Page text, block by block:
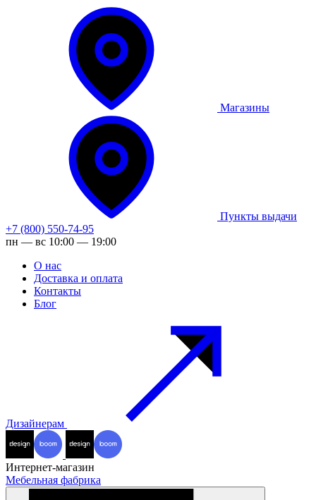
Магазины
Пункты выдачи
+7 (800) 550-74-95
пн — вс 10:00 — 19:00
О нас
Доставка и оплата
Контакты
Блог
Дизайнерам
Интернет-магазин
Мебельная фабрика